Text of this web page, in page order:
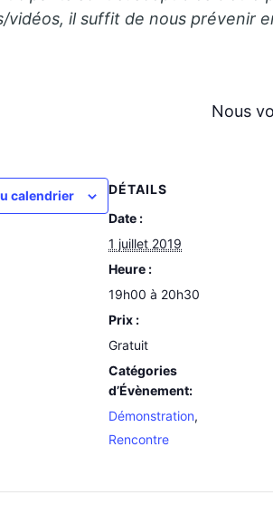
vidéos, il suffit de nous prévenir
Nous
calendrier
DÉTAILS
Date :
1 juillet 2019
Heure :
19h00 à 20h30
Prix :
Gratuit
Catégories
d’Évènement:
Démonstration,
Rencontre